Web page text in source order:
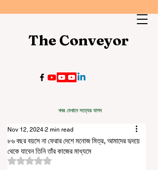
The Conveyor
খবর যেখানে সত্যের যাপন
৮৬ বছর বয়সে না ফেরার দেশে মনোজ মিত্র, আমাদের হৃদয়ে
থেকে যাবেন তিনি তাঁর কাজের মাধ্যমে
Nov 12, 2024 2 min read
Rated NaN out of 5 stars.